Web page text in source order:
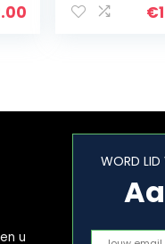
snijmes
€
u
WORD LID